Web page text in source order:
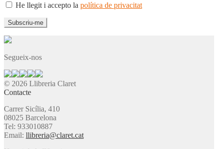
He llegit i accepto la política de privacitat
Segueix-nos
© 2026 Llibreria Claret
Contacte
Carrer Sicília, 410
08025 Barcelona
Tel: 933010887
Email: llibreria@claret.cat